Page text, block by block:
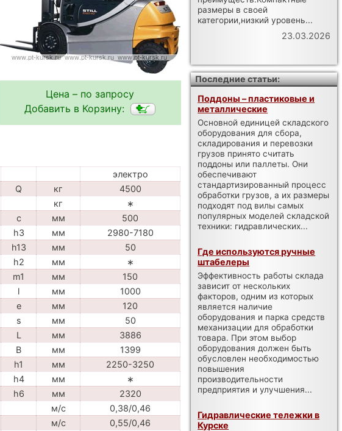
Цена – по запросу
Добавить в Корзину:
электро
Q кг
4500
кг
∗
c мм
500
h3 мм
2980-7180
h13 мм
50
h2 мм
∗
m1 мм
150
l мм
1000
e мм
120
s мм
50
L мм
3886
B мм
1399
h1 мм
2250-3250
h4 мм
∗
h6 мм
2320
м/с
0,38/0,46
м/с
0,55/0,46
размеры в своей
категории,низкий уровень...
23.03.2026
Последние статьи:
Поддоны – пластиковые и
металлические
Основной единицей складского
оборудования для сбора,
складирования и перевозки
грузов принято считать
поддоны или паллеты. Они
обеспечивают
стандартизированный процесс
обработки грузов, а их размеры
подходят под вилы самых
популярных моделей складской
техники: гидравлических...
Где используются ручные
штабелеры
Эффективность работы склада
зависит от нескольких
факторов, одним из которых
является наличие
оборудования и парка средств
механизации для обработки
товара. При этом выбор
оборудования должен быть
обусловлен необходимостью
повышения
производительности
предприятия и улучшения...
Гидравлические тележки в
Курске